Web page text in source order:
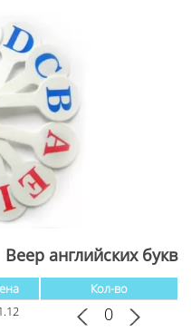
Веер английских букв
Кол-во